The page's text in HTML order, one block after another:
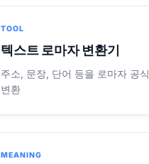
TOOL
텍스트 로마자 변환기
주소, 문장, 단어 등을 로마자 공
변환
MEANING